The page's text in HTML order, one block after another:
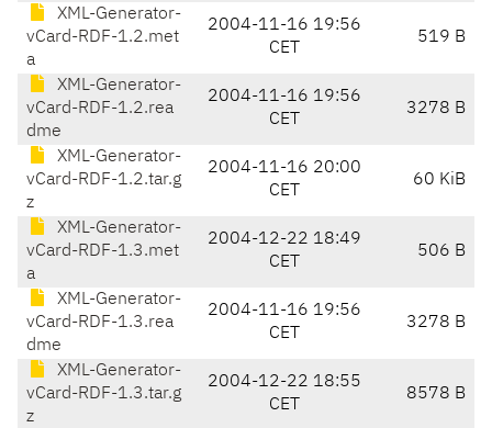
XML-Generator-
vCard-RDF-1.2.met
a
2004-11-16 19:56
CET
519 B
XML-Generator-
vCard-RDF-1.2.rea
dme
2004-11-16 19:56
CET
3278 B
XML-Generator-
vCard-RDF-1.2.tar.g
z
2004-11-16 20:00
CET
60 KiB
XML-Generator-
vCard-RDF-1.3.met
a
2004-12-22 18:49
CET
506 B
XML-Generator-
vCard-RDF-1.3.rea
dme
2004-11-16 19:56
CET
3278 B
XML-Generator-
vCard-RDF-1.3.tar.g
z
2004-12-22 18:55
CET
8578 B